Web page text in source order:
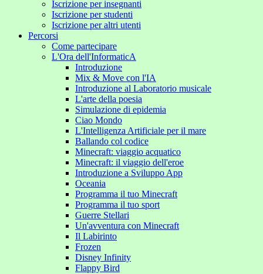
Iscrizione per insegnanti
Iscrizione per studenti
Iscrizione per altri utenti
Percorsi
Come partecipare
L'Ora dell'InformaticA
Introduzione
Mix & Move con l'IA
Introduzione al Laboratorio musicale
L'arte della poesia
Simulazione di epidemia
Ciao Mondo
L'Intelligenza Artificiale per il mare
Ballando col codice
Minecraft: viaggio acquatico
Minecraft: il viaggio dell'eroe
Introduzione a Sviluppo App
Oceania
Programma il tuo Minecraft
Programma il tuo sport
Guerre Stellari
Un'avventura con Minecraft
Il Labirinto
Frozen
Disney Infinity
Flappy Bird